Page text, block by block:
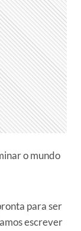
o mundo
para ser
escrever